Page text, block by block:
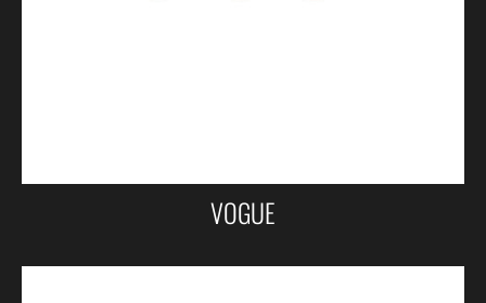
VOGUE